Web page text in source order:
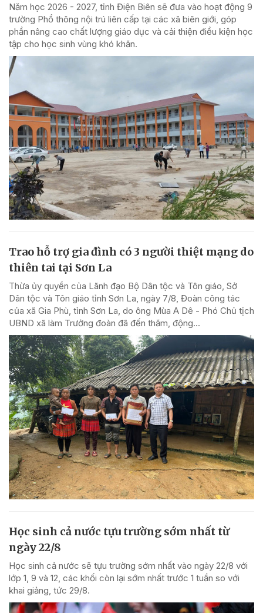
Năm học 2026 - 2027, tỉnh Điện Biên sẽ đưa vào hoạt động 9
trường Phổ thông nội trú liên cấp tại các xã biên giới, góp
phần nâng cao chất lượng giáo dục và cải thiện điều kiện học
tập cho học sinh vùng khó khăn.
Trao hỗ trợ gia đình có 3 người thiệt mạng do
thiên tai tại Sơn La
Thừa ủy quyền của Lãnh đạo Bộ Dân tộc và Tôn giáo, Sở
Dân tộc và Tôn giáo tỉnh Sơn La, ngày 7/8, Đoàn công tác
của xã Gia Phù, tỉnh Sơn La, do ông Mùa A Dê - Phó Chủ tịch
UBND xã làm Trưởng đoàn đã đến thăm, động...
Học sinh cả nước tựu trường sớm nhất từ
ngày 22/8
Học sinh cả nước sẽ tựu trường sớm nhất vào ngày 22/8 với
lớp 1, 9 và 12, các khối còn lại sớm nhất trước 1 tuần so với
khai giảng, tức 29/8.